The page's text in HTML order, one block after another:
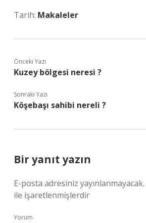
Tarih: Makaleler
Önceki Yazı
Kuzey bölgesi neresi ?
Sonraki Yazı
Köşebaşı sahibi nereli ?
Bir yanıt yazın
E-posta adresiniz yayınlanmayacak.
ile işaretlenmişlerdir
Yorum